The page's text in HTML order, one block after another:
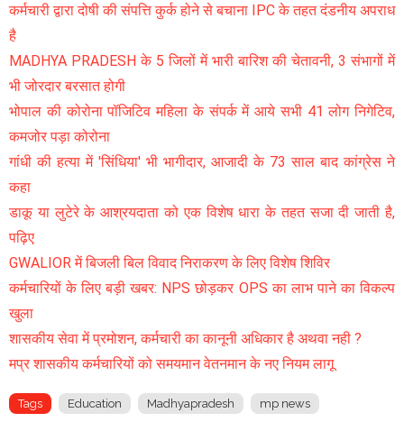
कर्मचारी द्वारा दोषी की संपत्ति कुर्क होने से बचाना IPC के तहत दंडनीय अपराध
है
MADHYA PRADESH के 5 जिलों में भारी बारिश की चेतावनी, 3 संभागों में
भी जोरदार बरसात होगी
भोपाल की कोरोना पॉजिटिव महिला के संपर्क में आये सभी 41 लोग निगेटिव,
कमजोर पड़ा कोरोना
गांधी की हत्या में 'सिंधिया' भी भागीदार, आजादी के 73 साल बाद कांग्रेस ने
कहा
डाकू या लुटेरे के आश्रयदाता को एक विशेष धारा के तहत सजा दी जाती है,
पढ़िए
GWALIOR में बिजली बिल विवाद निराकरण के लिए विशेष शिविर
कर्मचारियों के लिए बड़ी खबर: NPS छोड़कर OPS का लाभ पाने का विकल्प
खुला
शासकीय सेवा में प्रमोशन, कर्मचारी का कानूनी अधिकार है अथवा नही ?
मप्र शासकीय कर्मचारियों को समयमान वेतनमान के नए नियम लागू
Tags Education Madhyapradesh mp news